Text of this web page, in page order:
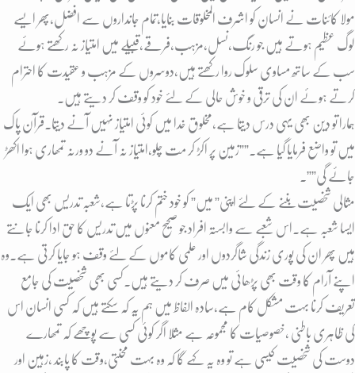
مولا کائنات نے انسان کو اشرف المخلوقات بنایا،تمام جانداروں سے افضل،پھر ایسے
لوگ عظیم ہوتے ہیں جو رنگ،نسل،مزہب،فرقے،قبیلے میں امتیاز نہ رکھتے ہوئے
سب کے ساتھ مساوی سلوک روا رکھتے ہیں،دوسروں کے مزہب و عقیدت کا احترام
کرتے ہوئے ان کی ترقی و خوش حالی کے لئے خود کو وقف کر دیتے ہیں۔
ہمارا تو دین بھی یہی درس دیتا ہے،مخلوق خدا میں کوئی امتیاز نہیں آنے دیتا۔قرآن پاک
میں تو واضع فرمایا گیا ہے۔””زمین پر اکڑ کر مت چلو،امتیاز نہ آنے دو ورنہ تمھاری ہوا اکھڑ
جائے گی””۔
مثالی شخصیت بننے کے لئے اپنی” میں” کو خود ختم کرنا پڑتا ہے،شعبہ تدریس بھی ایک
ایسا شعبہ ہے۔اس شعبے سے وابستہ افراد جو صحیح معنوں میں تدریس کا حق ادا کرنا جانتے
ہیں پھر ان کی پوری زندگی شاگردوں اور علمی کاموں کے لئے وقف ہو جایا کرتی ہے۔وہ
اپنے آرام کا وقت بھی پڑھائی میں صرف کر دیتے ہیں۔کسی بھی شخصیت کی جامع
تعریف کرنا بہت مشکل کام ہے،سادہ الفاظ میں ہم یہ کہ سکتے ہیں کہ کسی انسان اس
کی ظاہری باطنی ،خصوصیات کا مجموعہ ہے مثلا اگر کوئی کسی سے پوچھے کہ تمھارے
دوست کی شخصیت کیسی ہے تو وہ یہ کہے گا کہ وہ بہت محنتی،وقت کا پابند ،زہین اور